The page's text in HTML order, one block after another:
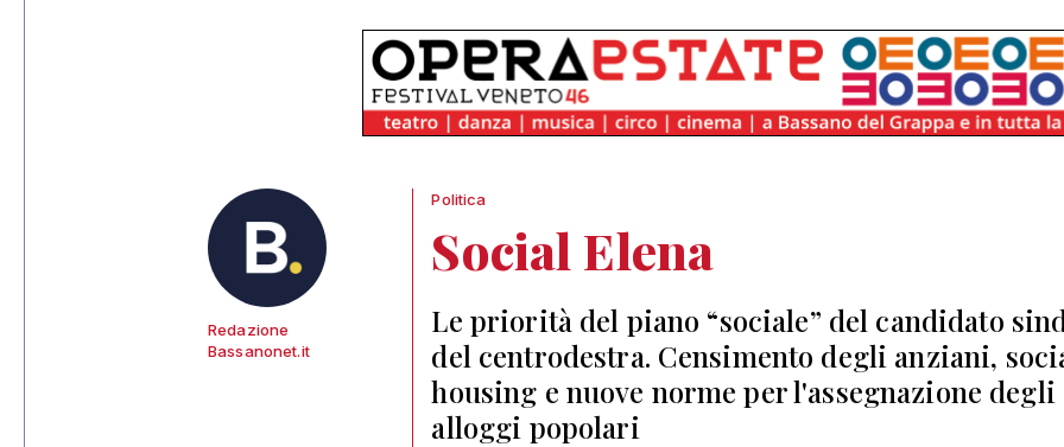
Redazione
Bassanonet.it
Politica
Social Elena
Le priorità del piano “sociale” del candidato
del centrodestra. Censimento degli anziani,
housing e nuove norme per l'assegnazione degli
alloggi popolari